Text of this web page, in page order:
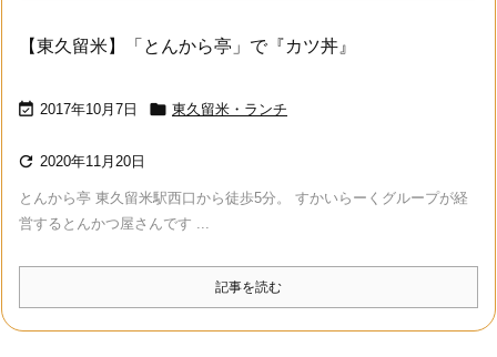
【東久留米】「とんから亭」で『カツ丼』
 2017年10月7日  東久留米・ランチ
 2020年11月20日
とんから亭 東久留米駅西口から徒歩5分。 すかいらーくグループが経
営するとんかつ屋さんです ...
記事を読む